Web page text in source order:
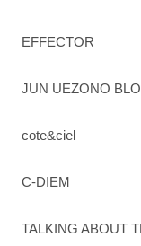
EFFECTOR
JUN UEZONO
cote&ciel
C-DIEM
TALKING ABOUT